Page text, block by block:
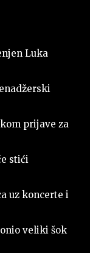
Luka
prijave za
stići
uz koncerte i
veliki šok